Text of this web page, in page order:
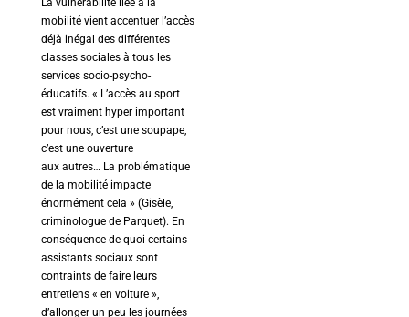
La vulnérabilité liée à la
mobilité vient accentuer l’accès
déjà inégal des différentes
classes sociales à tous les
services socio-psycho-
éducatifs. « L’accès au sport
est vraiment hyper important
pour nous, c’est une soupape,
c’est une ouverture
aux autres… La problématique
de la mobilité impacte
énormément cela » (Gisèle,
criminologue de Parquet). En
conséquence de quoi certains
assistants sociaux sont
contraints de faire leurs
entretiens « en voiture »,
d’allonger un peu les journées